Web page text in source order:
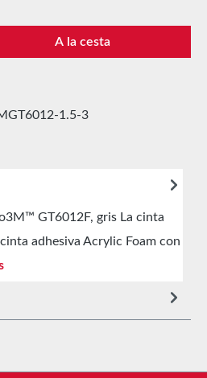
introduce la
A la cesta
1.5-3
GT6012F, gris La cinta
adhesiva Acrylic Foam con